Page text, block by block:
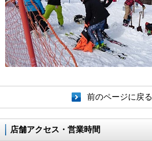
前のページに戻る
店舗アクセス・営業時間